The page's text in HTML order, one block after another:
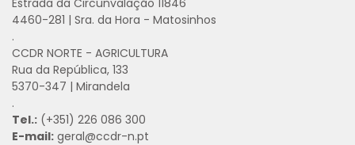
Estrada da Circunvalação 11846
4460-281 | Sra. da Hora - Matosinhos
.
CCDR NORTE - AGRICULTURA
Rua da República, 133
5370-347 | Mirandela
.
Tel.: (+351) 226 086 300
E-mail: geral@ccdr-n.pt